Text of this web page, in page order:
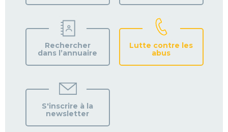
Rechercher
dans l’annuaire
Lutte contre les
abus
S'inscrire à la
newsletter